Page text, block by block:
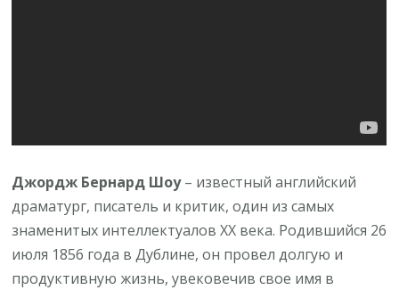
Джордж Бернард Шоу– известный английский
драматург, писатель и критик, один из самых
знаменитых интеллектуалов XX века. Родившийся 26
июля 1856 года в Дублине, он провел долгую и
продуктивную жизнь, увековечив свое имя в